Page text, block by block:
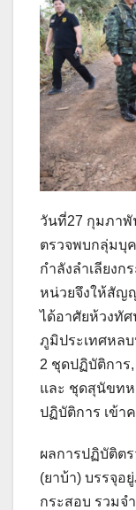
วันที่27 กุมภาพั
ตรวจพบกลุ่มบุ
กำลังลำเลียง
หน่วยจึงให้สัญ
ได้อาศัยห้วงทั
ภูมิประเทศหลบ
2 ชุดปฏิบัติการ
และ ชุดสุนัขทห
ปฏิบัติการ เข้า
ผลการปฏิบัติต
(ยาบ้า) บรรจุอ
กระสอบ รวมจ